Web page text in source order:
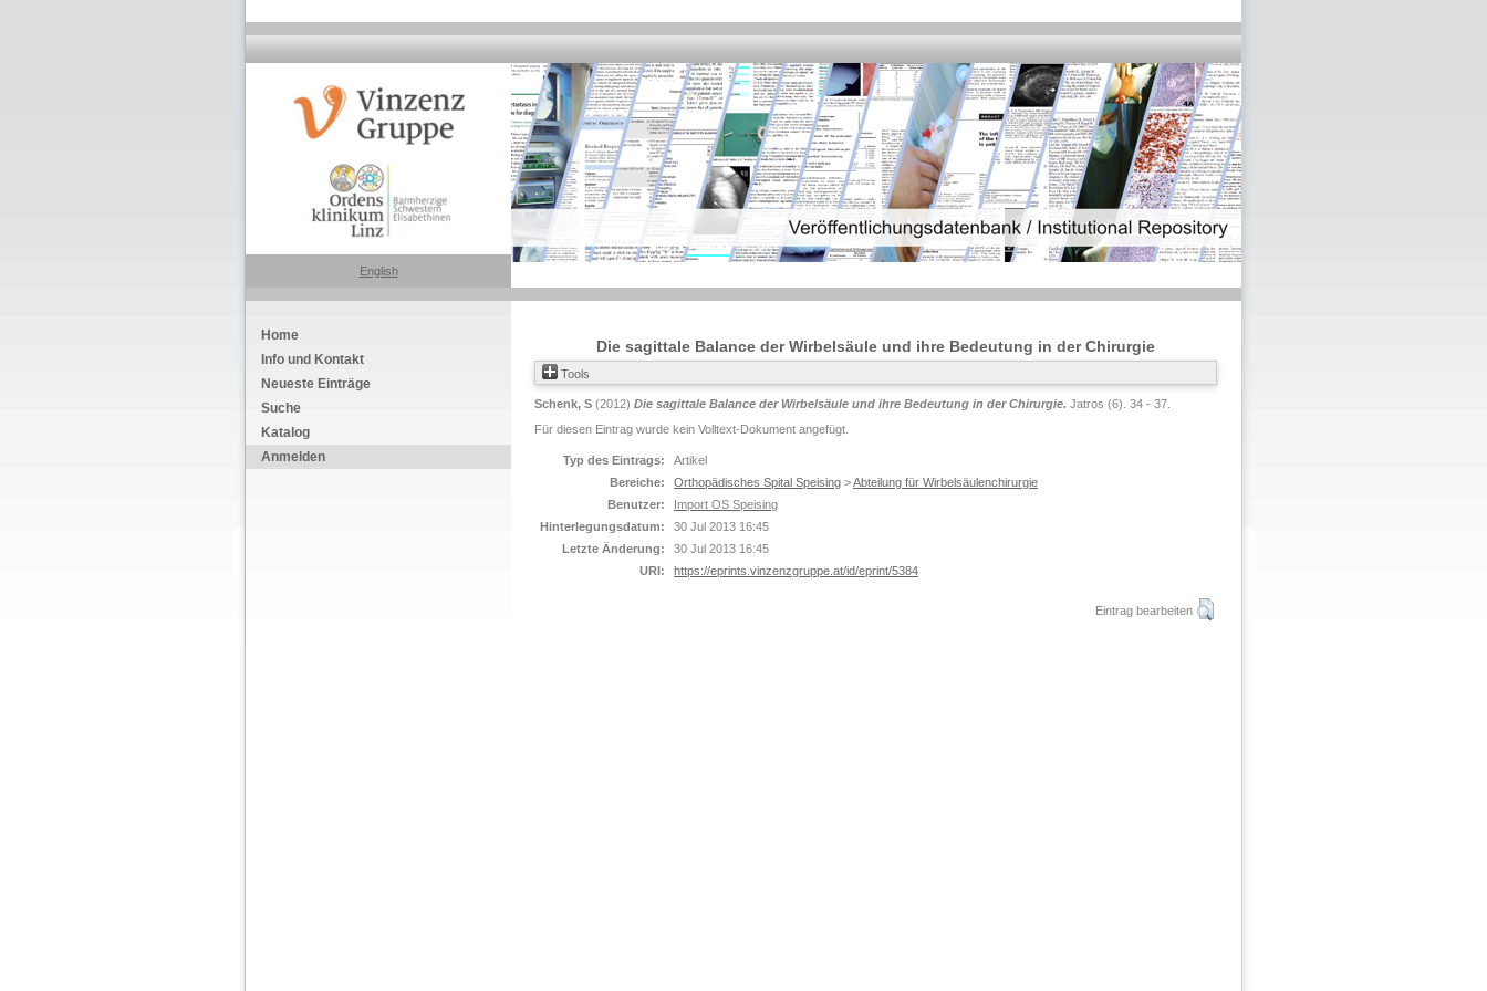
English
Home
Info und Kontakt
Neueste Einträge
Suche
Katalog
Anmelden
Die sagittale Balance der Wirbelsäule und ihre Bedeutung in der Chirurgie
Tools
Schenk, S (2012) Die sagittale Balance der Wirbelsäule und ihre Bedeutung in der Chirurgie. Jatros (6). 34 - 37.
Für diesen Eintrag wurde kein Volltext-Dokument angefügt.
Typ des Eintrags:
Artikel
Bereiche:
Orthopädisches Spital Speising >Abteilung für Wirbelsäulenchirurgie
Benutzer:
Import OS Speising
Hinterlegungsdatum:
30 Jul 2013 16:45
Letzte Änderung:
30 Jul 2013 16:45
URI:
https://eprints.vinzenzgruppe.at/id/eprint/5384
Eintrag bearbeiten